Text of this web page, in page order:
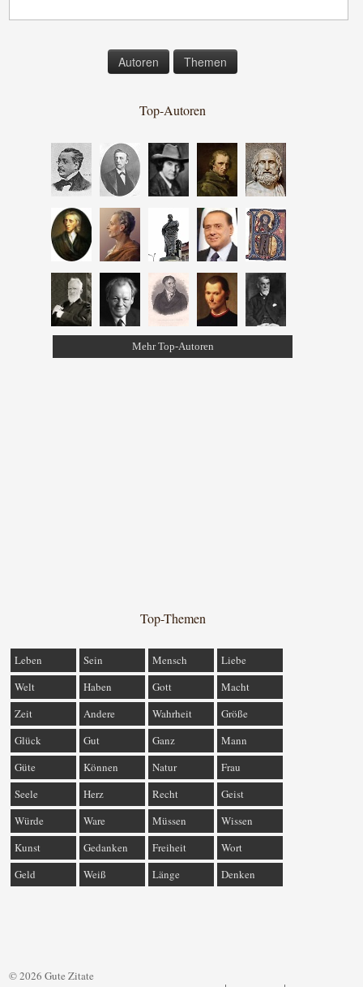
Autoren Themen
Top-Autoren
Mehr Top-Autoren
Top-Themen
Leben Sein Mensch
Liebe
Welt
Haben Gott
Macht
Zeit
Andere Wahrheit
Größe
Glück
Gut Ganz
Mann
Güte
Können Natur
Frau
Seele
Herz Recht
Geist
Würde
Ware Müssen
Wissen
Kunst
Gedanken Freiheit
Wort
Geld
Weiß Länge Denken
© 2026 Gute Zitate